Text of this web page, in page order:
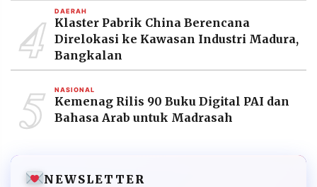
4 DAERAH
Klaster Pabrik China Berencana
Direlokasi ke Kawasan Industri Madura,
Bangkalan
5 NASIONAL
Kemenag Rilis 90 Buku Digital PAI dan
Bahasa Arab untuk Madrasah
NEWSLETTER